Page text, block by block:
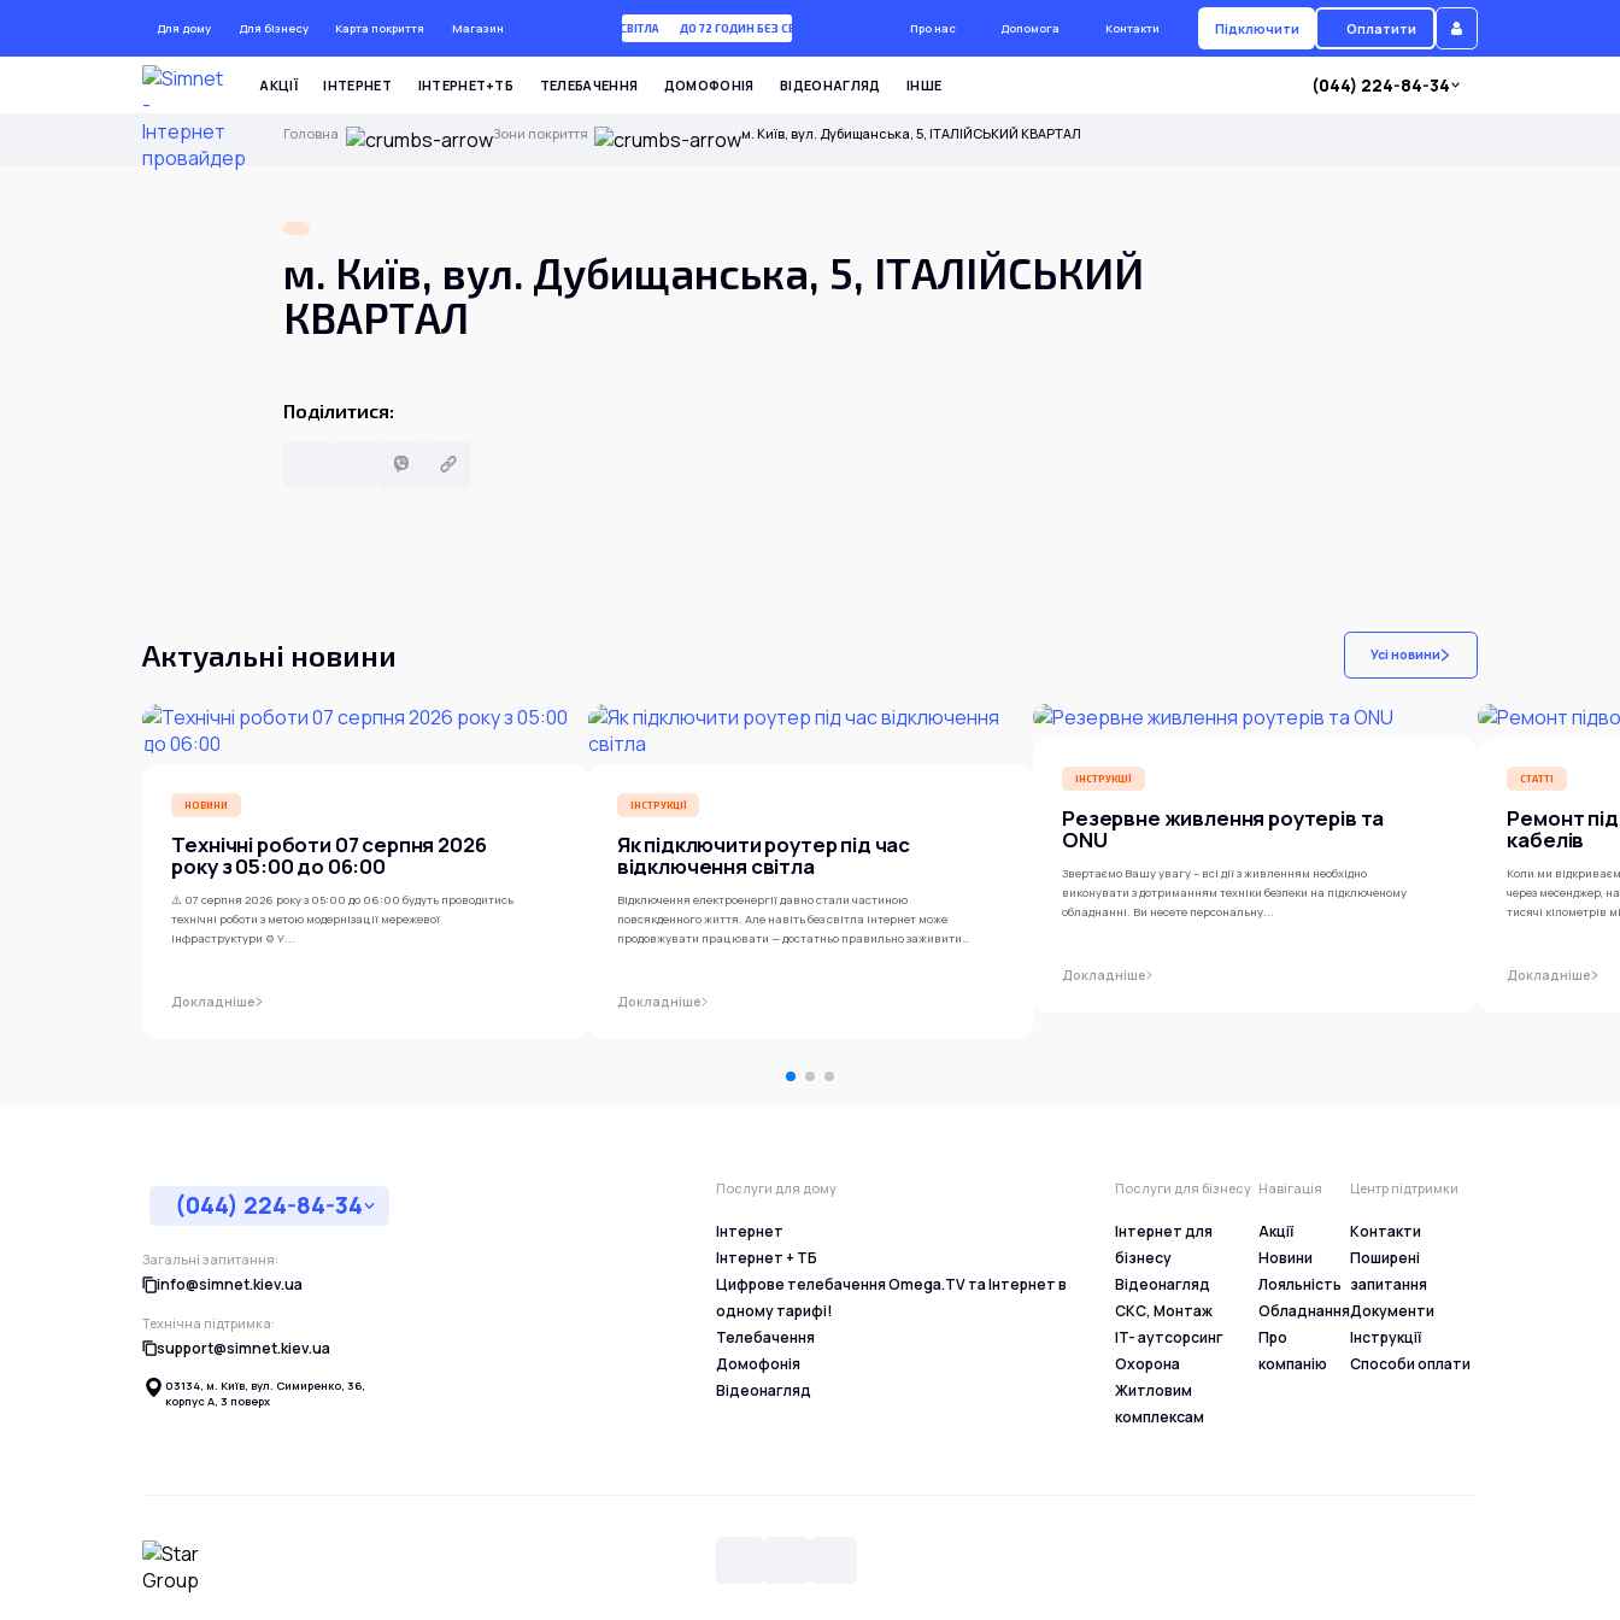
Для дому Для бізнесу Карта покриття Магазин ДО 72 ГОДИН БЕЗ СВІТЛА ДО 72 ГОДИН БЕЗ СВІТЛА Про нас Допомога Контакти Підключити Оплатити
АКЦІЇ ІНТЕРНЕТ ІНТЕРНЕТ+ТБ ТЕЛЕБАЧЕННЯ ДОМОФОНІЯ ВІДЕОНАГЛЯД ІНШЕ (044) 224-84-34
Головна Зони покриття м. Київ, вул. Дубищанська, 5, ІТАЛІЙСЬКИЙ КВАРТАЛ
м. Київ, вул. Дубищанська, 5, ІТАЛІЙСЬКИЙ
КВАРТАЛ
Поділитися:
Актуальні новини Усі новини
НОВИНИ
Технічні роботи 07 серпня 2026
року з 05:00 до 06:00
⚠️ 07 серпня 2026 року з 05:00 до 06:00 будуть проводитись
технічні роботи з метою модернізації мережевої
інфраструктури ⚙️ У...
Докладніше
ІНСТРУКЦІЇ
Як підключити роутер під час
відключення світла
Відключення електроенергії давно стали частиною
повсякденного життя. Але навіть без світла інтернет може
продовжувати працювати — достатньо правильно заживити
Докладніше
ІНСТРУКЦІЇ
Резервне живлення роутерів та
ONU
Звертаємо Вашу увагу – всі дії з живленням необхідно
виконувати з дотриманням техніки безпеки на підключеному
обладнанні. Ви несете персональну...
Докладніше
СТАТТІ
Ремонт
кабелів
Коли ми
через месенджер,
тисячі кілометрів
Докладніше
(044) 224-84-34
Загальні запитання:
info@simnet.kiev.ua
Технічна підтримка:
support@simnet.kiev.ua
03134, м. Київ, вул. Симиренко, 36,
корпус А, 3 поверх
Послуги для дому
Інтернет
Інтернет + ТБ
Цифрове телебачення Omega.TV та Інтернет в
одному тарифі!
Телебачення
Домофонія
Відеонагляд
Послуги для бізнесу
Інтернет для
бізнесу
Відеонагляд
СКС, Монтаж
IT- аутсорсинг
Охорона
Житловим
комплексам
Навігація
Акції
Новини
Лояльність
Обладнання
Про
компанію
Центр підтримки
Контакти
Поширені
запитання
Документи
Інструкції
Способи оплати